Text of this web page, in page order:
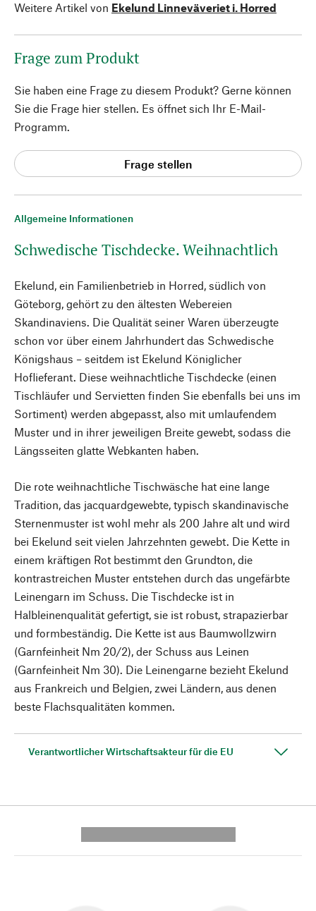
Allgemeine Informationen
Schwedische Tischdecke. Weihnachtlich
Ekelund, ein Familienbetrieb in Horred, südlich von
Göteborg, gehört zu den ältesten Webereien
Skandinaviens. Die Qualität seiner Waren überzeugte
schon vor über einem Jahrhundert das Schwedische
Königshaus – seitdem ist Ekelund Königlicher
Hoflieferant. Diese weihnachtliche Tischdecke (einen
Tischläufer und Servietten finden Sie ebenfalls bei uns im
Sortiment) werden abgepasst, also mit umlaufendem
Muster und in ihrer jeweiligen Breite gewebt, sodass die
Längsseiten glatte Webkanten haben.
Die rote weihnachtliche Tischwäsche hat eine lange
Tradition, das jacquardgewebte, typisch skandinavische
Sternenmuster ist wohl mehr als 200 Jahre alt und wird
bei Ekelund seit vielen Jahrzehnten gewebt. Die Kette in
einem kräftigen Rot bestimmt den Grundton, die
kontrastreichen Muster entstehen durch das ungefärbte
Leinengarn im Schuss. Die Tischdecke ist in
Halbleinenqualität gefertigt, sie ist robust, strapazierbar
und formbeständig. Die Kette ist aus Baumwollzwirn
(Garnfeinheit Nm 20/2), der Schuss aus Leinen
(Garnfeinheit Nm 30). Die Leinengarne bezieht Ekelund
aus Frankreich und Belgien, zwei Ländern, aus denen
beste Flachsqualitäten kommen.
Verantwortlicher Wirtschaftsakteur für die EU
Weitere Artikel von Ekelund Linneväveriet i. Horred
Frage zum Produkt
Sie haben eine Frage zu diesem Produkt? Gerne können
Sie die Frage hier stellen. Es öffnet sich Ihr E-Mail-
Programm.
Frage stellen